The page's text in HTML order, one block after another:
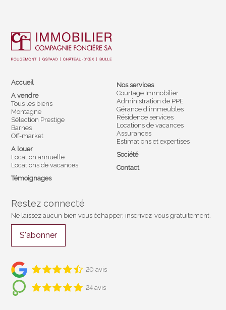
Accueil
A vendre
Tous les biens
Montagne
Sélection Prestige
Barnes
Off-market
A louer
Location annuelle
Locations de vacances
Témoignages
Nos services
Courtage Immobilier
Administration de PPE
Gérance d'immeubles
Résidence services
Locations de vacances
Assurances
Estimations et expertises
Société
Contact
Restez connecté
Ne laissez aucun bien vous échapper, inscrivez-vous gratuitement.
S'abonner
20 avis
24 avis